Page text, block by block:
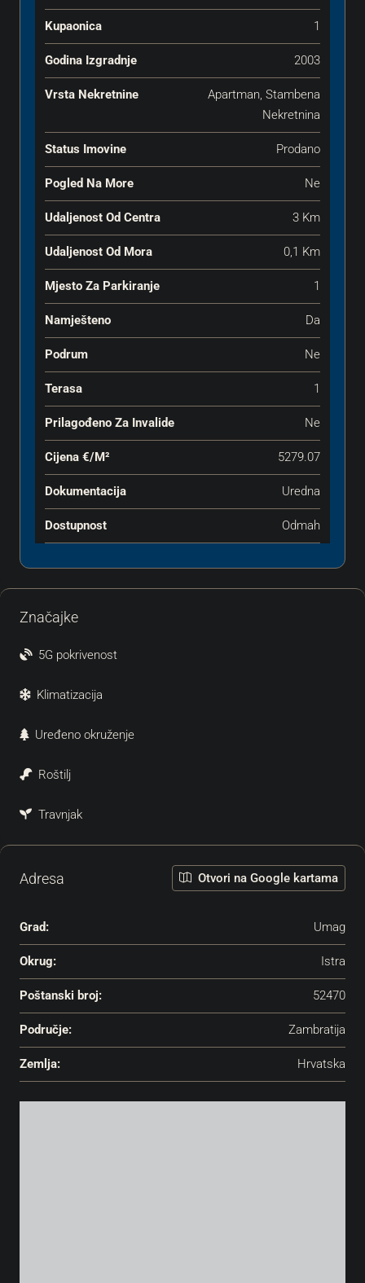
Kupaonica 1
Godina Izgradnje 2003
Vrsta Nekretnine
Apartman, Stambena
Nekretnina
Status Imovine Prodano
Pogled Na More Ne
Udaljenost Od Centra 3 Km
Udaljenost Od Mora 0,1 Km
Mjesto Za Parkiranje 1
Namješteno Da
Podrum Ne
Terasa 1
Prilagođeno Za Invalide Ne
Cijena €‎/m² 5279.07
Dokumentacija Uredna
Dostupnost Odmah
Značajke
5G pokrivenost
Klimatizacija
Uređeno okruženje
Roštilj
Travnjak
Adresa Otvori na Google kartama
Grad: Umag
Okrug: Istra
Poštanski broj: 52470
Područje: Zambratija
Zemlja: Hrvatska